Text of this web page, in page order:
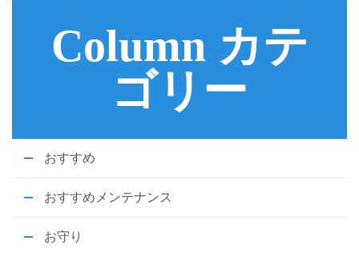
Column カテ
ゴリー
おすすめ
おすすめメンテナンス
お守り